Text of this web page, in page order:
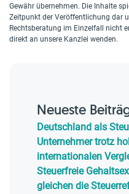
Gewähr übernehmen. Die Inhalte
Zeitpunkt der Veröffentlichung dar
Rechtsberatung im Einzelfall nicht
direkt an unsere Kanzlei wenden.
Neueste
Deutschland als
Unternehmer trotz
internationalen
Steuerfreie
gleichen die